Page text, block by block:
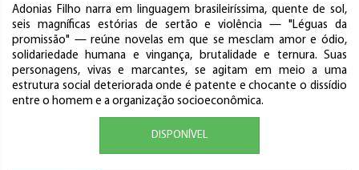
Adonias Filho narra em linguagem brasileiríssima, quente de sol,
seis magníficas estórias de sertão e violência — "Léguas da
promissão" — reúne novelas em que se mesclam amor e ódio,
solidariedade humana e vingança, brutalidade e ternura. Suas
personagens, vivas e marcantes, se agitam em meio a uma
estrutura social deteriorada onde é patente e chocante o dissídio
entre o homem e a organização socioeconômica.
DISPONÍVEL